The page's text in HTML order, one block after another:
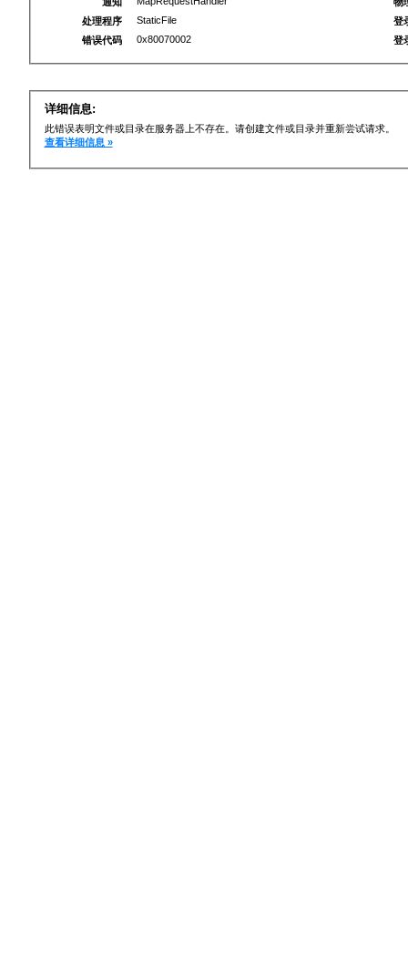
处理程序
StaticFile
错误代码
0x80070002
登
登
详细信息:
此错误表明文件或目录在服务器上不存在。请创建文件或目录并重新尝试请求。
查看详细信息 »